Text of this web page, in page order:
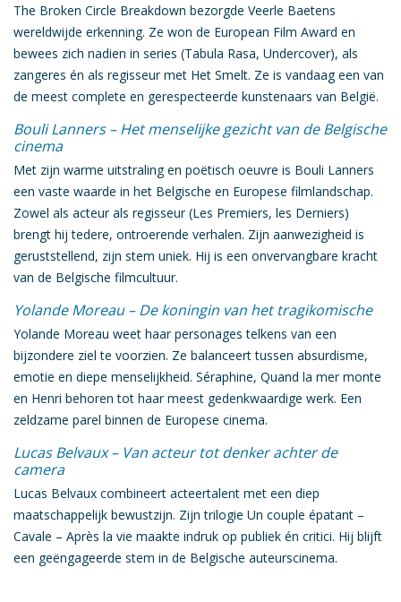
The Broken Circle Breakdown bezorgde Veerle Baetens
wereldwijde erkenning. Ze won de European Film Award en
bewees zich nadien in series (Tabula Rasa, Undercover), als
zangeres én als regisseur met Het Smelt. Ze is vandaag een van
de meest complete en gerespecteerde kunstenaars van België.
Bouli Lanners – Het menselijke gezicht van de Belgische
cinema
Met zijn warme uitstraling en poëtisch oeuvre is Bouli Lanners
een vaste waarde in het Belgische en Europese filmlandschap.
Zowel als acteur als regisseur (Les Premiers, les Derniers)
brengt hij tedere, ontroerende verhalen. Zijn aanwezigheid is
geruststellend, zijn stem uniek. Hij is een onvervangbare kracht
van de Belgische filmcultuur.
Yolande Moreau – De koningin van het tragikomische
Yolande Moreau weet haar personages telkens van een
bijzondere ziel te voorzien. Ze balanceert tussen absurdisme,
emotie en diepe menselijkheid. Séraphine, Quand la mer monte
en Henri behoren tot haar meest gedenkwaardige werk. Een
zeldzame parel binnen de Europese cinema.
Lucas Belvaux – Van acteur tot denker achter de
camera
Lucas Belvaux combineert acteertalent met een diep
maatschappelijk bewustzijn. Zijn trilogie Un couple épatant –
Cavale – Après la vie maakte indruk op publiek én critici. Hij blijft
een geëngageerde stem in de Belgische auteurscinema.